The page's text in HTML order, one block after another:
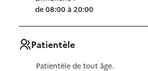
de 08:00 à 20:00
Patientèle
Patientèle de tout âge.